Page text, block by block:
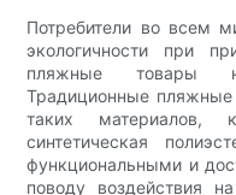
Потребители во всем
экологичности при
пляжные товары
Традиционные пляжные
таких
синтетическая
функциональными и
поводу воздействия